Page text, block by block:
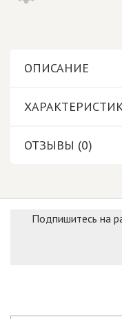
ОПИСАНИЕ
ОТЗЫВЫ (0)
Подпишитесь на